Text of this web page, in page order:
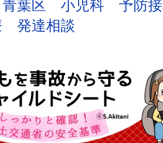
区 小児科 予防
発達相談